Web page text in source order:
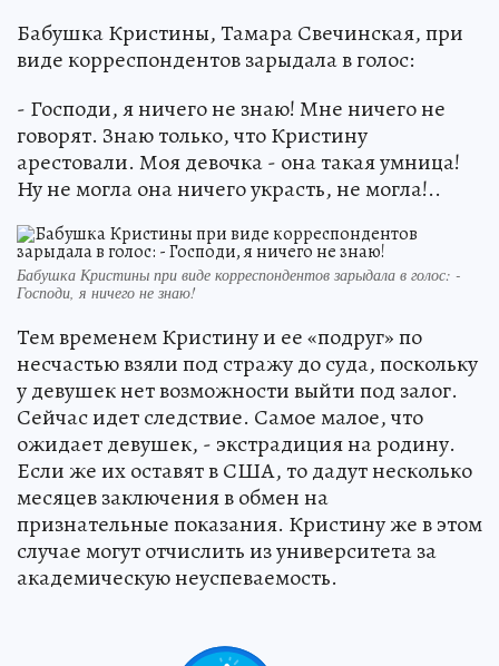
Бабушка Кристины, Тамара Свечинская, при
виде корреспондентов зарыдала в голос:
- Господи, я ничего не знаю! Мне ничего не
говорят. Знаю только, что Кристину
арестовали. Моя девочка - она такая умница!
Ну не могла она ничего украсть, не могла!..
Бабушка Кристины при виде корреспондентов зарыдала в голос: -
Господи, я ничего не знаю!
Тем временем Кристину и ее «подруг» по
несчастью взяли под стражу до суда, поскольку
у девушек нет возможности выйти под залог.
Сейчас идет следствие. Самое малое, что
ожидает девушек, - экстрадиция на родину.
Если же их оставят в США, то дадут несколько
месяцев заключения в обмен на
признательные показания. Кристину же в этом
случае могут отчислить из университета за
академическую неуспеваемость.